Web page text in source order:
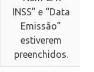
INSS” e “Data
Emissão”
estiverem
preenchidos.